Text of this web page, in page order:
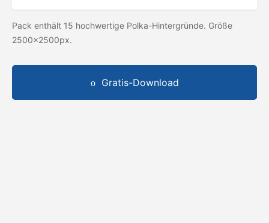
Pack enthält 15 hochwertige Polka-Hintergründe. Größe
2500x2500px.
Gratis-Download